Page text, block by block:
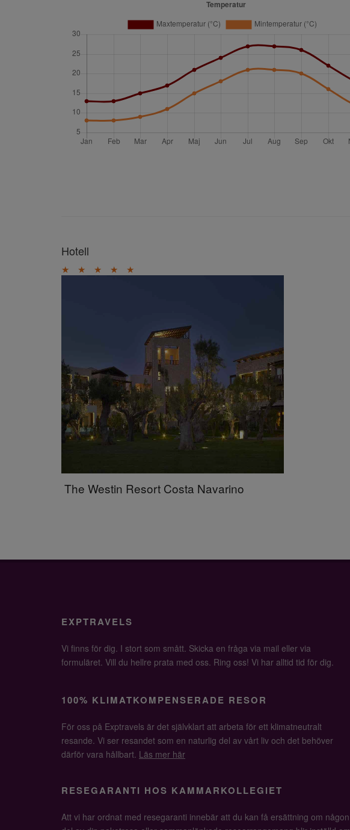
Hotell
★ ★ ★ ★ ★
The Westin Resort Costa Navarino
EXPTRAVELS
Vi finns för dig. I stort som smått. Skicka en fråga via mail eller via
formuläret. Vill du hellre prata med oss. Ring oss! Vi har alltid tid för dig.
100% KLIMATKOMPENSERADE RESOR
För oss på Exptravels är det självklart att arbeta för ett klimatneutralt
resande. Vi ser resandet som en naturlig del av vårt liv och det behöver
därför vara hållbart. Läs mer här
RESEGARANTI HOS KAMMARKOLLEGIET
Att vi har ordnat med resegaranti innebär att du kan få ersättning om någon